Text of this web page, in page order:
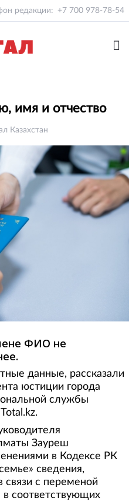
редакции: +7 700 978-78-54
имя и отчество
Казахстан
ФИО не
данные, рассказали
юстиции города
службы
Зауреш
в Кодексе РК
сведения,
с переменой
соответствующих